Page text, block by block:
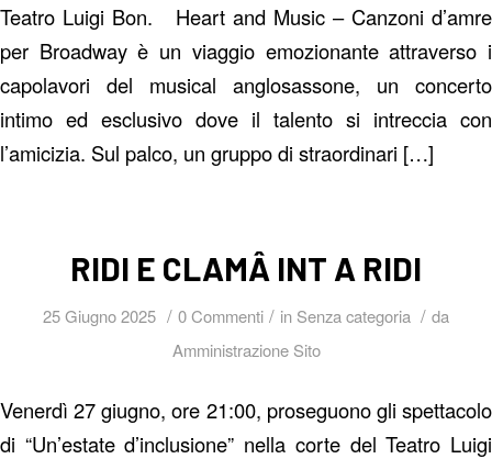
Teatro Luigi Bon. Heart and Music – Canzoni d’amre
per Broadway è un viaggio emozionante attraverso i
capolavori del musical anglosassone, un concerto
intimo ed esclusivo dove il talento si intreccia con
l’amicizia. Sul palco, un gruppo di straordinari […]
RIDI E CLAMÂ INT A RIDI
25 Giugno 2025 / 0 Commenti / in Senza categoria / da
Amministrazione Sito
Venerdì 27 giugno, ore 21:00, proseguono gli spettacolo
di “Un’estate d’inclusione” nella corte del Teatro Luigi